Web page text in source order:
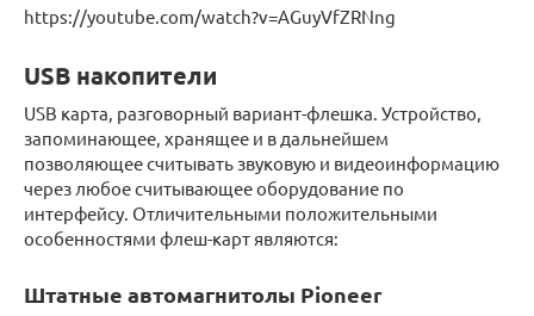
https://youtube.com/watch?v=AGuyVfZRNng
USB накопители
USB карта, разговорный вариант-флешка. Устройство,
запоминающее, хранящее и в дальнейшем
позволяющее считывать звуковую и видеоинформацию
через любое считывающее оборудование по
интерфейсу. Отличительными положительными
особенностями флеш-карт являются:
Штатные автомагнитолы Pioneer